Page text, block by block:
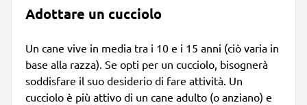
Adottare un cucciolo
Un cane vive in media tra i 10 e i 15 anni (ciò varia in
base alla razza). Se opti per un cucciolo, bisognerà
soddisfare il suo desiderio di fare attività. Un
cucciolo è più attivo di un cane adulto (o anziano) e